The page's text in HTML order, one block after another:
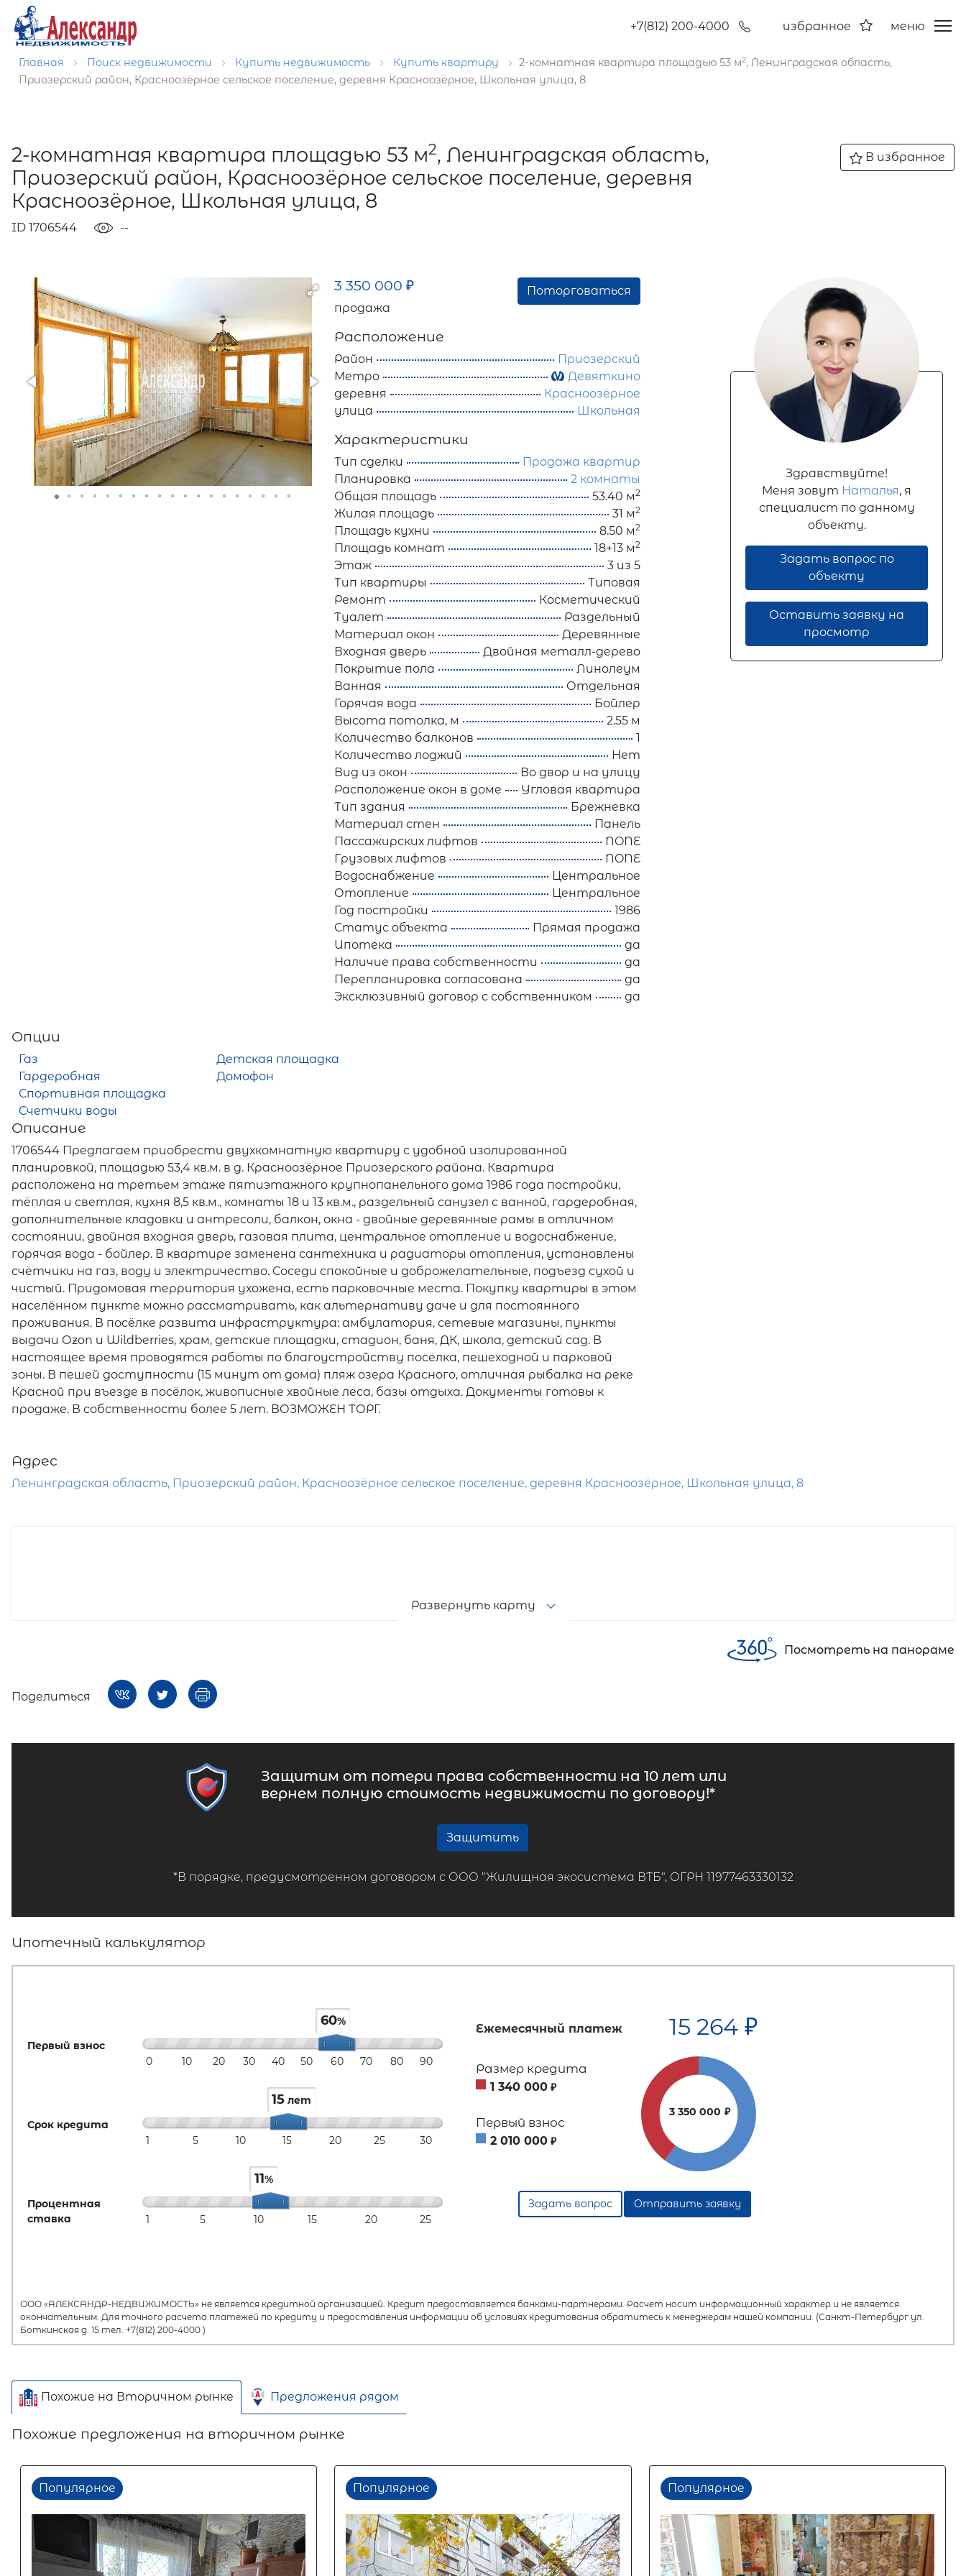
+7(812) 200-4000 избранное меню
Главная Поиск недвижимости Купить недвижимость Купить квартиру 2-комнатная квартира площадью 53 м2, Ленинградская область,
Приозерский район, Красноозёрное сельское поселение, деревня Красноозёрное, Школьная улица, 8
2-комнатная квартира площадью 53 м2, Ленинградская область,
Приозерский район, Красноозёрное сельское поселение, деревня
Красноозёрное, Школьная улица, 8
ID 1706544 --
В избранное
3 350 000₽
продажа
Поторговаться
Расположение
Район
Приозерский
Метро
Девяткино
деревня
Красноозёрное
улица
Школьная
Характеристики
Тип сделки
Продажа квартир
Планировка
2 комнаты
Общая площадь
53.40 м2
Жилая площадь 31 м2
Площадь кухни 8.50 м2
Площадь комнат 18+13 м2
Этаж
3 из 5
Тип квартиры
Типовая
Ремонт
Косметический
Туалет
Раздельный
Материал окон
Деревянные
Входная дверь
Двойная металл-дерево
Покрытие пола
Линолеум
Ванная
Отдельная
Горячая вода
Бойлер
Высота потолка, м
2.55 м
Количество балконов
1
Количество лоджий
Нет
Вид из окон
Во двор и на улицу
Расположение окон в доме
Угловая квартира
Тип здания
Брежневка
Материал стен
Панель
Пассажирских лифтов
NONE
Грузовых лифтов
NONE
Водоснабжение
Центральное
Отопление
Центральное
Год постройки
1986
Статус объекта
Прямая продажа
Ипотека
да
Наличие права собственности
да
Перепланировка согласована
да
Эксклюзивный договор с собственником
да
Опции
Газ
Гардеробная
Детская площадка
Домофон
Спортивная площадка
Счетчики воды
Описание
1706544 Предлагаем приобрести двухкомнатную квартиру с удобной изолированной
планировкой, площадью 53,4 кв.м. в д. Красноозёрное Приозерского района. Квартира
расположена на третьем этаже пятиэтажного крупнопанельного дома 1986 года постройки,
тёплая и светлая, кухня 8,5 кв.м., комнаты 18 и 13 кв.м., раздельный санузел с ванной, гардеробная,
дополнительные кладовки и антресоли, балкон, окна - двойные деревянные рамы в отличном
состоянии, двойная входная дверь, газовая плита, центральное отопление и водоснабжение,
горячая вода - бойлер. В квартире заменена сантехника и радиаторы отопления, установлены
счётчики на газ, воду и электричество. Соседи спокойные и доброжелательные, подъезд сухой и
чистый. Придомовая территория ухожена, есть парковочные места. Покупку квартиры в этом
населённом пункте можно рассматривать, как альтернативу даче и для постоянного
проживания. В посёлке развита инфраструктура: амбулатория, сетевые магазины, пункты
выдачи Оzon и Wildberries, храм, детские площадки, стадион, баня, ДК, школа, детский сад. В
настоящее время проводятся работы по благоустройству посёлка, пешеходной и парковой
зоны. В пешей доступности (15 минут от дома) пляж озера Красного, отличная рыбалка на реке
Красной при въезде в посёлок, живописные хвойные леса, базы отдыха. Документы готовы к
продаже. В собственности более 5 лет. ВОЗМОЖЕН ТОРГ.
Здравствуйте!
Меня зовут Наталья, я
специалист по данному
объекту.
Задать вопрос по
объекту
Оставить заявку на
просмотр
Адрес
Ленинградская область, Приозерский район, Красноозёрное сельское поселение, деревня Красноозёрное, Школьная улица, 8
Развернуть карту
Посмотреть на панораме
Поделиться
Защитим от потери права собственности на 10 лет или
вернем полную стоимость недвижимости по договору!*
Защитить
*В порядке, предусмотренном договором с ООО "Жилищная экосистема ВТБ", ОГРН 11977463330132
Ипотечный калькулятор
Первый взнос
60%
0 10 20 30 40 50 60 70 80 90
Срок кредита
15 лет
1 5 10 15 20 25 30
Процентная
ставка
11%
1 5 10 15 20 25
Ежемесячный платеж
Размер кредита
1 340 000 ₽
Первый взнос
2 010 000 ₽
15 264 ₽
3 350 000 ₽
Задать вопрос Отправить заявку
ООО «АЛЕКСАНДР-НЕДВИЖИМОСТЬ» не является кредитной организацией. Кредит предоставляется банками-партнерами. Расчет носит информационный характер и не является
окончательным. Для точного расчета платежей по кредиту и предоставления информации об условиях кредитования обратитесь к менеджерам нашей компании. (Санкт-Петербург ул.
Боткинская д. 15 тел. +7(812) 200-4000 )
Похожие на Вторичном рынке Предложения рядом
Похожие предложения на вторичном рынке
Популярное Популярное Популярное